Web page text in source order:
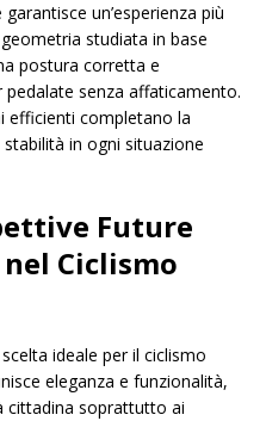
un’esperienza più
studiata in base
postura corretta e
senza affaticamento.
efficienti completano la
in ogni situazione
Future
Ciclismo
ideale per il ciclismo
eleganza e funzionalità,
cittadina soprattutto ai